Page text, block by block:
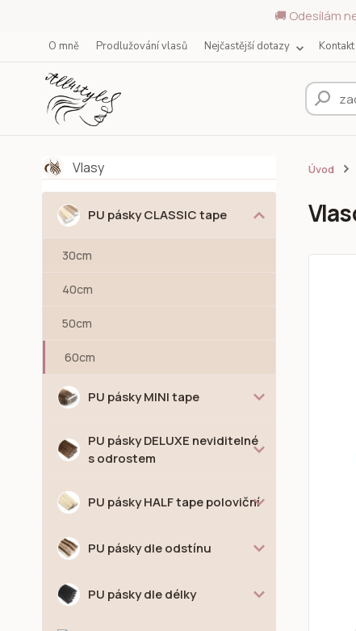
🚚 Odesílám
O mně Prodlužování vlasů Nejčastější dotazy Kontakt
Vlasy
PU pásky CLASSIC tape
30cm
40cm
50cm
60cm
PU pásky MINI tape
PU pásky DELUXE neviditelné
s odrostem
PU pásky HALF tape poloviční
PU pásky dle odstínu
PU pásky dle délky
Úvod